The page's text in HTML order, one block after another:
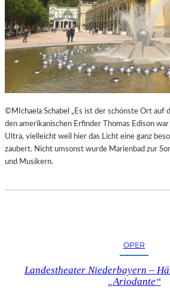
H
©MIchaela Schabel „Es ist der schönste Ort auf
den amerikanischen Erfinder Thomas Edison
Ultra, vielleicht weil hier das Licht eine ganz
zaubert. Nicht umsonst wurde Marienbad zur
und Musikern.
OPER
Landestheater Niederbayern –
„Ariodante“